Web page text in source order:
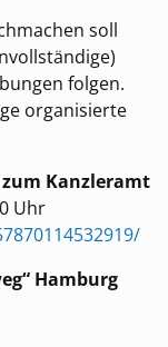
soll
folgen.
organisierte
zum Kanzleramt
Uhr
Hamburg